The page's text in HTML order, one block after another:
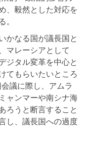
、毅然とした対応を
。
かなる国が議長国と
マレーシアとして
ジタル変革を中心と
てもらいたいところ
議に際し、アムラ
ャンマーや南シナ海
ろうと断言すること
し、議長国への過度